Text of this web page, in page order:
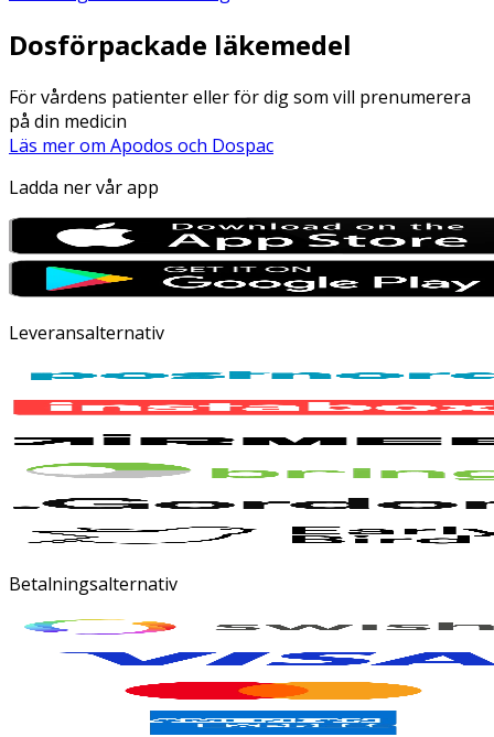
Dosförpackade läkemedel
För vårdens patienter eller för dig som vill prenumerera
på din medicin
Läs mer om Apodos och Dospac
Ladda ner vår app
Leveransalternativ
Betalningsalternativ